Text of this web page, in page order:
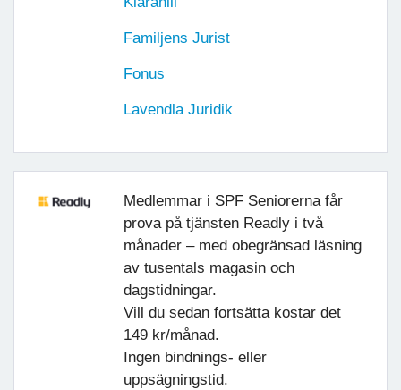
Familjens Jurist
Fonus
Lavendla Juridik
Medlemmar i SPF Seniorerna får
prova på tjänsten Readly i två
månader – med obegränsad läsning
av tusentals magasin och
dagstidningar.
Vill du sedan fortsätta kostar det
149 kr/månad.
Ingen bindnings- eller
uppsägningstid.